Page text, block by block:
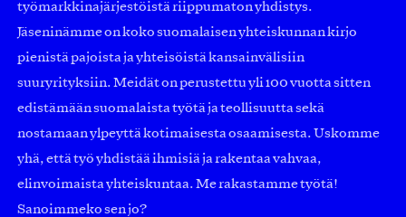
työmarkkinajärjestöistä riippumaton yhdistys.
Jäseninämme on koko suomalaisen yhteiskunnan kirjo
pienistä pajoista ja yhteisöistä kansainvälisiin
suuryrityksiin. Meidät on perustettu yli 100 vuotta sitten
edistämään suomalaista työtä ja teollisuutta sekä
nostamaan ylpeyttä kotimaisesta osaamisesta. Uskomme
yhä, että työ yhdistää ihmisiä ja rakentaa vahvaa,
elinvoimaista yhteiskuntaa. Me rakastamme työtä!
Sanoimmeko sen jo?